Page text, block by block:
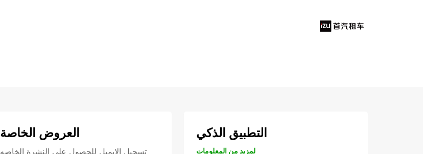
العروض الخاصة
تسجيل الايميل للحصول علي النشرة الخاصه
التطبيق الذكي
لمزيد من المعلومات